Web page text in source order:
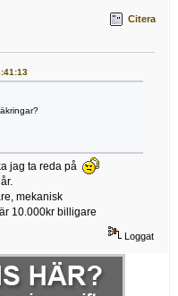
Citera
jag ta reda på
mekanisk
10.000kr billigare
Loggat